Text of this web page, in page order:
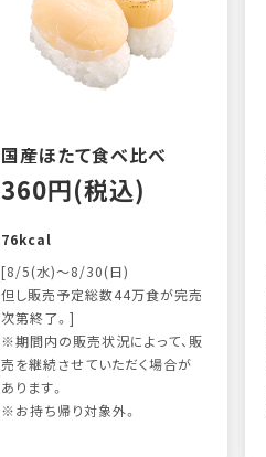
国産ほたて食べ比べ
360円(税込)
76kcal
[8/5(水)～8/30(日)
但し販売予定総数44万食が完売
次第終了。]
※期間内の販売状況によって、販
売を継続させていただく場合が
あります。
※お持ち帰り対象外。